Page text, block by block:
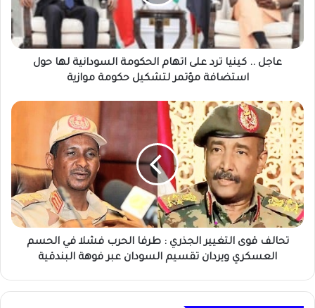
اتهام
الحكومة
السودانية
لها
لتشكيل
حكومة
موازية
عاجل .. كينيا ترد على اتهام الحكومة السودانية لها حول
استضافة مؤتمر لتشكيل حكومة موازية
تحالف
قوى
التغيير
الجذري
:
طرفا
الحرب
فشلا
في
الحسم
العسكري
تحالف قوى التغيير الجذري : طرفا الحرب فشلا في الحسم
العسكري ويردان تقسيم السودان عبر فوهة البندقية